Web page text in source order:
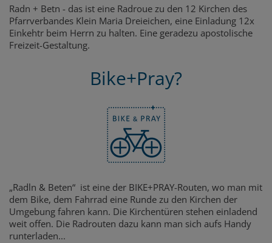
Radn + Betn - das ist eine Radroue zu den 12 Kirchen des
Pfarrverbandes Klein Maria Dreieichen, eine Einladung 12x
Einkehtr beim Herrn zu halten. Eine geradezu apostolische
Freizeit-Gestaltung.
Bike+Pray?
„Radln & Beten“ ist eine der BIKE+PRAY-Routen, wo man mit
dem Bike, dem Fahrrad eine Runde zu den Kirchen der
Umgebung fahren kann. Die Kirchentüren stehen einladend
weit offen. Die Radrouten dazu kann man sich aufs Handy
runterladen...